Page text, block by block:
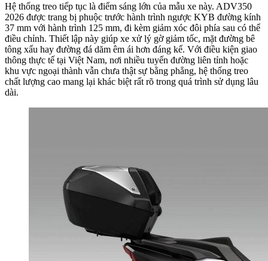
Hệ thống treo tiếp tục là điểm sáng lớn của mẫu xe này. ADV350
2026 được trang bị phuộc trước hành trình ngược KYB đường kính
37 mm với hành trình 125 mm, đi kèm giảm xóc đôi phía sau có thể
điều chỉnh. Thiết lập này giúp xe xử lý gờ giảm tốc, mặt đường bê
tông xấu hay đường đá dăm êm ái hơn đáng kể. Với điều kiện giao
thông thực tế tại Việt Nam, nơi nhiều tuyến đường liên tỉnh hoặc
khu vực ngoại thành vẫn chưa thật sự bằng phẳng, hệ thống treo
chất lượng cao mang lại khác biệt rất rõ trong quá trình sử dụng lâu
dài.